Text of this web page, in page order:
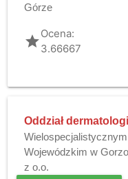
Górze
gradeOcena:
3.66667
Oddział
Wojewódzkim w
z o.o.